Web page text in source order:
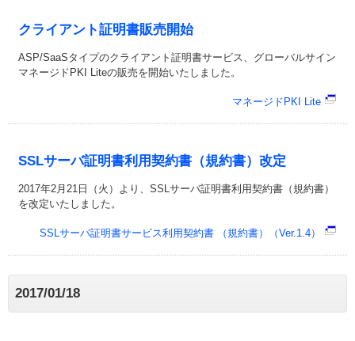
クライアント証明書販売開始
ASP/SaaSタイプのクライアント証明書サービス、グローバルサイン
マネージドPKI Liteの販売を開始いたしました。
マネージドPKI Lite
SSLサーバ証明書利用契約書（規約書）改定
2017年2月21日（火）より、SSLサーバ証明書利用契約書（規約書）
を改定いたしました。
SSLサーバ証明書サービス利用契約書 （規約書）（Ver.1.4）
2017/01/18